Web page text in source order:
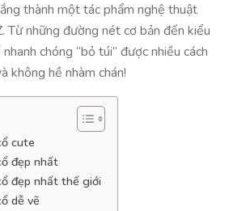
thành một tác phẩm nghệ thuật
Từ những đường nét cơ bản đến kiểu
chóng “bỏ túi” được nhiều cách
không hề nhàm chán!
cute
đẹp nhất
đẹp nhất thế giới
dễ vẽ